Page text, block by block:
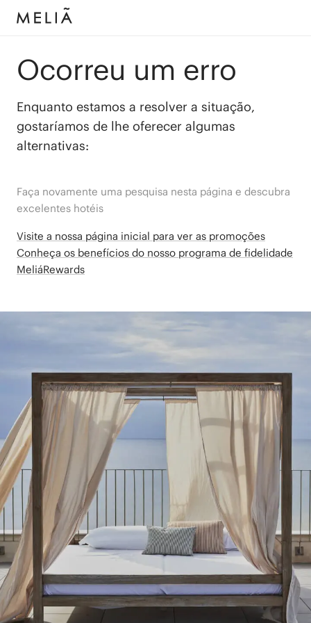
Ocorreu um erro
Enquanto estamos a resolver a situação,
gostaríamos de lhe oferecer algumas
alternativas:
Faça novamente uma pesquisa nesta página e descubra
excelentes hotéis
Visite a nossa página inicial para ver as promoções
Conheça os benefícios do nosso programa de fidelidade
MeliáRewards